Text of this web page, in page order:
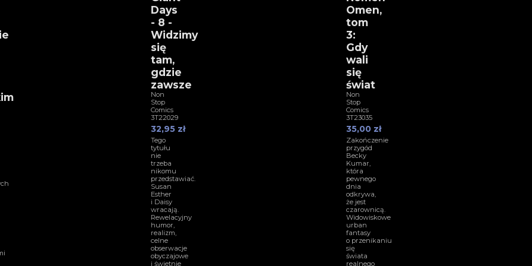
Days
- 8 -
Widzimy
się
tam,
gdzie
zawsze
Non
Stop
Comics
3T22029
32,95 zł
Tego
tytułu
nie
trzeba
nikomu
przedstawiać.
Susan
Esther
i Daisy
wracają.
Rewelacyjny
humor,
realizm,
celne
obserwacje
obyczajowe
i świetnie
Omen,
tom
3:
Gdy
wali
się
świat
Non
Stop
Comics
3T23035
35,00 zł
Zakończenie
przygód
Becky
Kumar,
która
pewnego
dnia
odkrywa,
że jest
czarownicą.
Widowiskowe
urban
fantasy
o przenikaniu
się
świata
realnego